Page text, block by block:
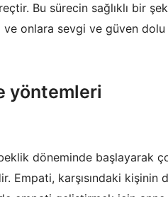
Bu sürecin sağlıklı bir
ve onlara sevgi ve güven
yöntemleri
döneminde başlayarak
karşısındaki kişinin